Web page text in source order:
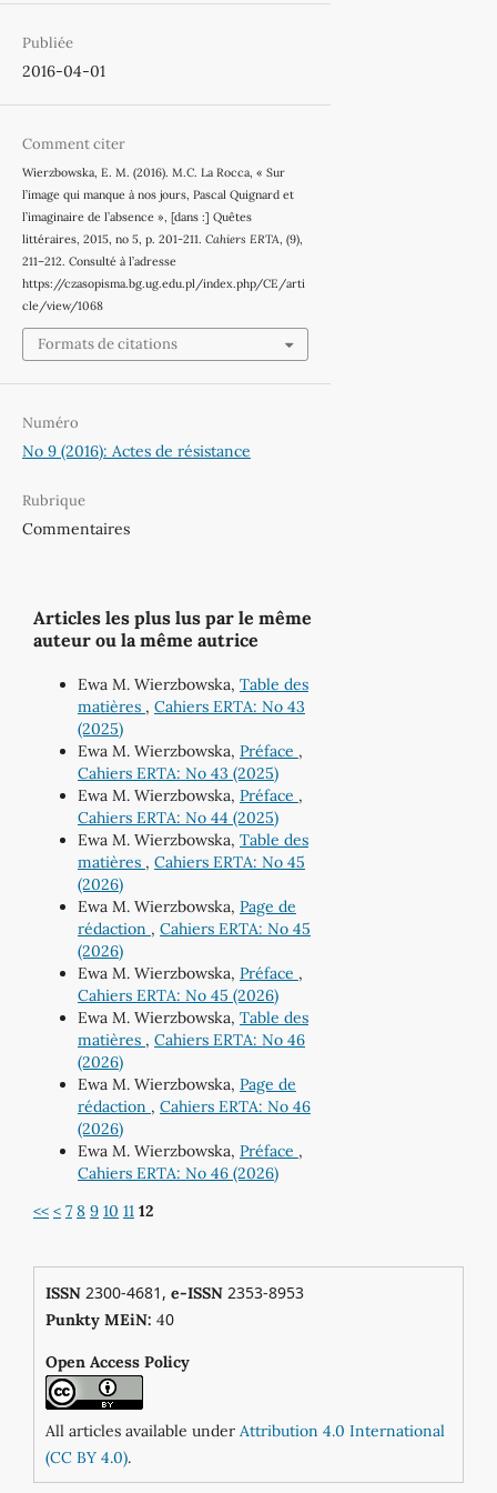
Publiée
2016-04-01
Comment citer
Wierzbowska, E. M. (2016). M.C. La Rocca, « Sur
l’image qui manque à nos jours, Pascal Quignard et
l’imaginaire de l’absence », [dans :] Quêtes
littéraires, 2015, no 5, p. 201-211. Cahiers ERTA , (9),
211–212. Consulté à l’adresse
https://czasopisma.bg.ug.edu.pl/index.php/CE/arti
cle/view/1068
Formats de citations
Numéro
No 9 (2016): Actes de résistance
Rubrique
Commentaires
Articles les plus lus par le même
auteur ou la même autrice
Ewa M. Wierzbowska, Table des
matières , Cahiers ERTA: No 43
(2025)
Ewa M. Wierzbowska, Préface ,
Cahiers ERTA: No 43 (2025)
Ewa M. Wierzbowska, Préface ,
Cahiers ERTA: No 44 (2025)
Ewa M. Wierzbowska, Table des
matières , Cahiers ERTA: No 45
(2026)
Ewa M. Wierzbowska, Page de
rédaction , Cahiers ERTA: No 45
(2026)
Ewa M. Wierzbowska, Préface ,
Cahiers ERTA: No 45 (2026)
Ewa M. Wierzbowska, Table des
matières , Cahiers ERTA: No 46
(2026)
Ewa M. Wierzbowska, Page de
rédaction , Cahiers ERTA: No 46
(2026)
Ewa M. Wierzbowska, Préface ,
Cahiers ERTA: No 46 (2026)
<< < 7 8 9 10 11 12
ISSN2300-4681, e-ISSN2353-8953
Punkty MEiN: 40
Open Access Policy
All articles available under Attribution 4.0 International
(CC BY 4.0).